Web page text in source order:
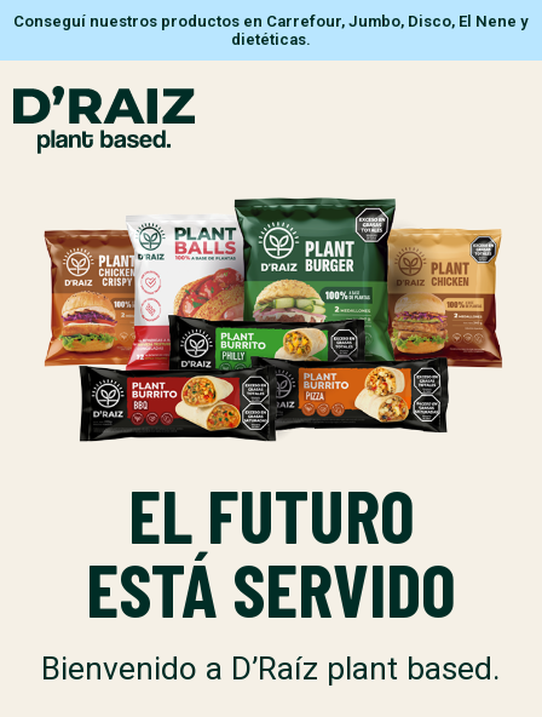
Conseguí nuestros productos en Carrefour, Jumbo, Disco, El Nene y
dietéticas.
EL FUTURO
ESTÁ SERVIDO
Bienvenido a D’Raíz plant based.